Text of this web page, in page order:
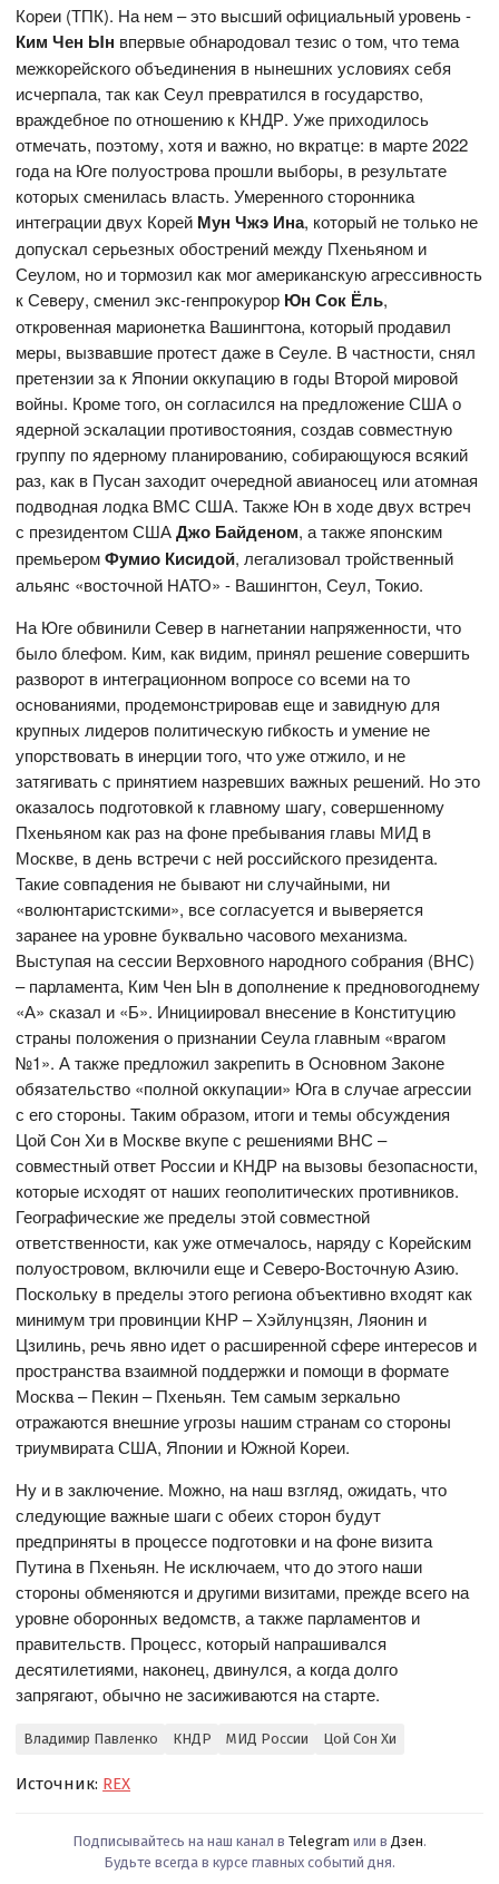
Кореи (ТПК). На нем – это высший официальный уровень -
Ким Чен Ын впервые обнародовал тезис о том, что тема
межкорейского объединения в нынешних условиях себя
исчерпала, так как Сеул превратился в государство,
враждебное по отношению к КНДР. Уже приходилось
отмечать, поэтому, хотя и важно, но вкратце: в марте 2022
года на Юге полуострова прошли выборы, в результате
которых сменилась власть. Умеренного сторонника
интеграции двух Корей Мун Чжэ Ина, который не только не
допускал серьезных обострений между Пхеньяном и
Сеулом, но и тормозил как мог американскую агрессивность
к Северу, сменил экс-генпрокурор Юн Сок Ёль,
откровенная марионетка Вашингтона, который продавил
меры, вызвавшие протест даже в Сеуле. В частности, снял
претензии за к Японии оккупацию в годы Второй мировой
войны. Кроме того, он согласился на предложение США о
ядерной эскалации противостояния, создав совместную
группу по ядерному планированию, собирающуюся всякий
раз, как в Пусан заходит очередной авианосец или атомная
подводная лодка ВМС США. Также Юн в ходе двух встреч
с президентом СШАДжо Байденом, а также японским
премьеромФумио Кисидой, легализовал тройственный
альянс «восточной НАТО» - Вашингтон, Сеул, Токио.
На Юге обвинили Север в нагнетании напряженности, что
было блефом. Ким, как видим, принял решение совершить
разворот в интеграционном вопросе со всеми на то
основаниями, продемонстрировав еще и завидную для
крупных лидеров политическую гибкость и умение не
упорствовать в инерции того, что уже отжило, и не
затягивать с принятием назревших важных решений. Но это
оказалось подготовкой к главному шагу, совершенному
Пхеньяном как раз на фоне пребывания главы МИД в
Москве, в день встречи с ней российского президента.
Такие совпадения не бывают ни случайными, ни
«волюнтаристскими», все согласуется и выверяется
заранее на уровне буквально часового механизма.
Выступая на сессии Верховного народного собрания (ВНС)
– парламента, Ким Чен Ын в дополнение к предновогоднему
«А» сказал и «Б». Инициировал внесение в Конституцию
страны положения о признании Сеула главным «врагом
№1». А также предложил закрепить в Основном Законе
обязательство «полной оккупации» Юга в случае агрессии
с его стороны. Таким образом, итоги и темы обсуждения
Цой Сон Хи в Москве вкупе с решениями ВНС –
совместный ответ России и КНДР на вызовы безопасности,
которые исходят от наших геополитических противников.
Географические же пределы этой совместной
ответственности, как уже отмечалось, наряду с Корейским
полуостровом, включили еще и Северо-Восточную Азию.
Поскольку в пределы этого региона объективно входят как
минимум три провинции КНР – Хэйлунцзян, Ляонин и
Цзилинь, речь явно идет о расширенной сфере интересов и
пространства взаимной поддержки и помощи в формате
Москва – Пекин – Пхеньян. Тем самым зеркально
отражаются внешние угрозы нашим странам со стороны
триумвирата США, Японии и Южной Кореи.
Ну и в заключение. Можно, на наш взгляд, ожидать, что
следующие важные шаги с обеих сторон будут
предприняты в процессе подготовки и на фоне визита
Путина в Пхеньян. Не исключаем, что до этого наши
стороны обменяются и другими визитами, прежде всего на
уровне оборонных ведомств, а также парламентов и
правительств. Процесс, который напрашивался
десятилетиями, наконец, двинулся, а когда долго
запрягают, обычно не засиживаются на старте.
Владимир Павленко КНДР МИД России Цой Сон Хи
Источник: REX
Подписывайтесь на наш канал в Telegram или в Дзен.
Будьте всегда в курсе главных событий дня.